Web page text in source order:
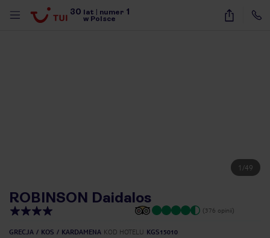
30 lat numer 1
w Polsce
1 /49
ROBINSON Daidalos
(376 opinii)
GRECJA KOS KARDAMENA KOD HOTELU KGS15010